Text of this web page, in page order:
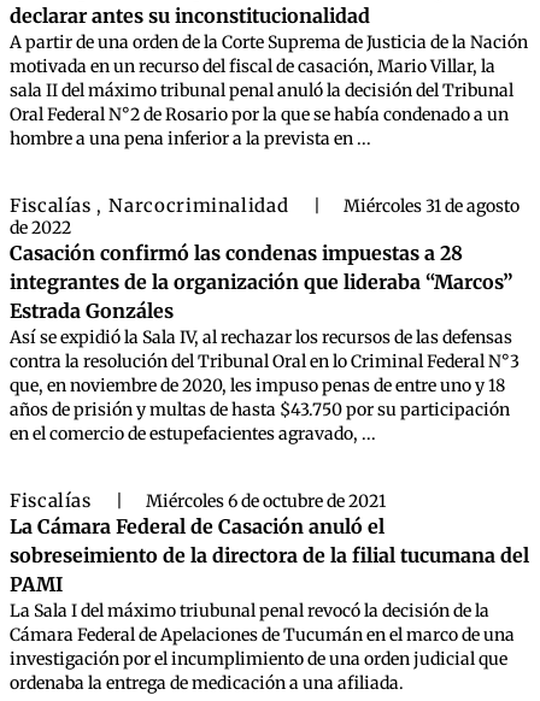
declarar antes su inconstitucionalidad
A partir de una orden de la Corte Suprema de Justicia de la Nación
motivada en un recurso del fiscal de casación, Mario Villar, la
sala II del máximo tribunal penal anuló la decisión del Tribunal
Oral Federal N°2 de Rosario por la que se había condenado a un
hombre a una pena inferior a la prevista en ...
Fiscalías , Narcocriminalidad
Miércoles 31 de agosto
de 2022
Casación confirmó las condenas impuestas a 28
integrantes de la organización que lideraba “Marcos”
Estrada Gonzáles
Así se expidió la Sala IV, al rechazar los recursos de las defensas
contra la resolución del Tribunal Oral en lo Criminal Federal N°3
que, en noviembre de 2020, les impuso penas de entre uno y 18
años de prisión y multas de hasta $43.750 por su participación
en el comercio de estupefacientes agravado, ...
Fiscalías Miércoles 6 de octubre de 2021
La Cámara Federal de Casación anuló el
sobreseimiento de la directora de la filial tucumana del
PAMI
La Sala I del máximo triubunal penal revocó la decisión de la
Cámara Federal de Apelaciones de Tucumán en el marco de una
investigación por el incumplimiento de una orden judicial que
ordenaba la entrega de medicación a una afiliada.